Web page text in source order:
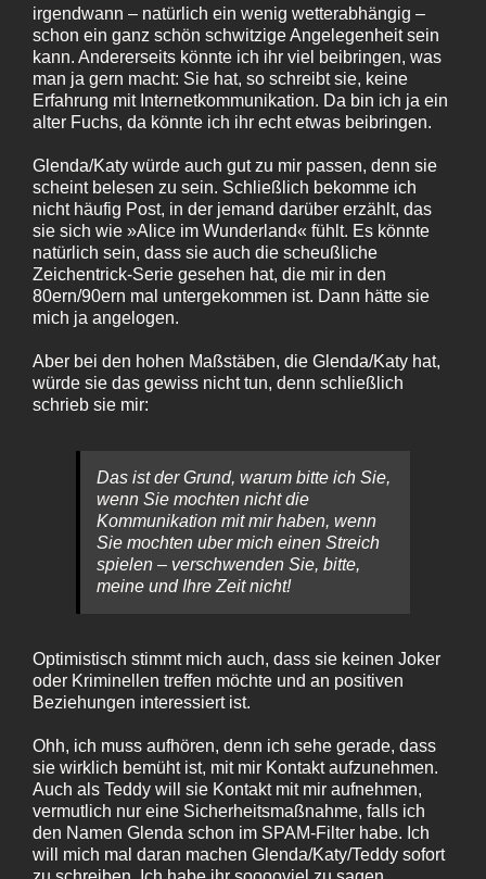
irgendwann – natürlich ein wenig wetterabhängig –
schon ein ganz schön schwitzige Angelegenheit sein
kann. Andererseits könnte ich ihr viel beibringen, was
man ja gern macht: Sie hat, so schreibt sie, keine
Erfahrung mit Internetkommunikation. Da bin ich ja ein
alter Fuchs, da könnte ich ihr echt etwas beibringen.
Glenda/Katy würde auch gut zu mir passen, denn sie
scheint belesen zu sein. Schließlich bekomme ich
nicht häufig Post, in der jemand darüber erzählt, das
sie sich wie »Alice im Wunderland« fühlt. Es könnte
natürlich sein, dass sie auch die scheußliche
Zeichentrick-Serie gesehen hat, die mir in den
80ern/90ern mal untergekommen ist. Dann hätte sie
mich ja angelogen.
Aber bei den hohen Maßstäben, die Glenda/Katy hat,
würde sie das gewiss nicht tun, denn schließlich
schrieb sie mir:
Das ist der Grund, warum bitte ich Sie,
wenn Sie mochten nicht die
Kommunikation mit mir haben, wenn
Sie mochten uber mich einen Streich
spielen – verschwenden Sie, bitte,
meine und Ihre Zeit nicht!
Optimistisch stimmt mich auch, dass sie keinen Joker
oder Kriminellen treffen möchte und an positiven
Beziehungen interessiert ist.
Ohh, ich muss aufhören, denn ich sehe gerade, dass
sie wirklich bemüht ist, mit mir Kontakt aufzunehmen.
Auch als Teddy will sie Kontakt mit mir aufnehmen,
vermutlich nur eine Sicherheitsmaßnahme, falls ich
den Namen Glenda schon im SPAM-Filter habe. Ich
will mich mal daran machen Glenda/Katy/Teddy sofort